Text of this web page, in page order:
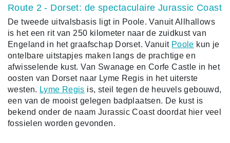
Route 2 - Dorset: de spectaculaire Jurassic Coast
De tweede uitvalsbasis ligt in Poole. Vanuit Allhallows
is het een rit van 250 kilometer naar de zuidkust van
Engeland in het graafschap Dorset. Vanuit Poole kun je
ontelbare uitstapjes maken langs de prachtige en
afwisselende kust. Van Swanage en Corfe Castle in het
oosten van Dorset naar Lyme Regis in het uiterste
westen. Lyme Regis is, steil tegen de heuvels gebouwd,
een van de mooist gelegen badplaatsen. De kust is
bekend onder de naam Jurassic Coast doordat hier veel
fossielen worden gevonden.